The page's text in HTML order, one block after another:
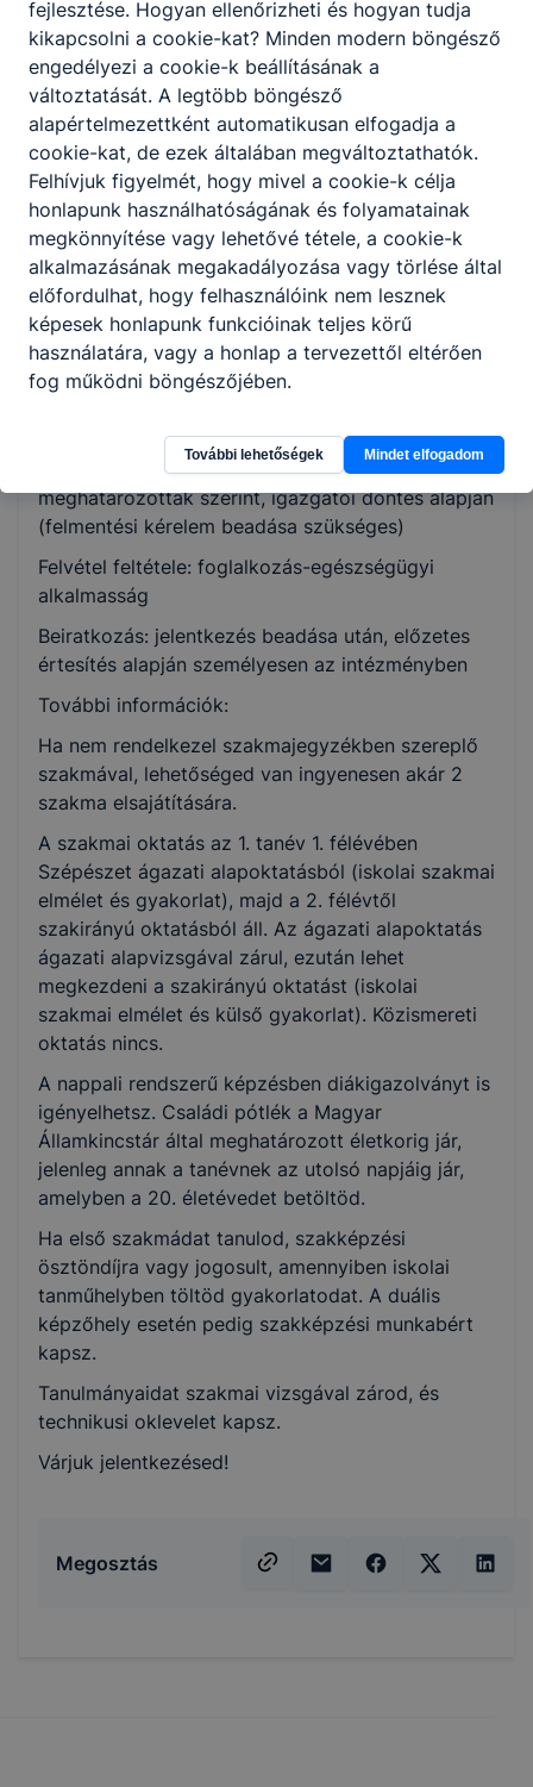
oktatásban részt vevő tanulóval hozható létre
annak a tanévnek az utolsó napjáig, amelyikben a
tanuló a huszonötödik életévét betölti.”)
Finanszírozási forma: államilag támogatott,
ingyenes az első szakmajegyzékes szakmát
tanuló számára (a korábban szerzett OKJ szakma
nem számít másodszakmának)
Oktatás: az elméleti képzés az intézményben, a
szakmai gyakorlat iskolai tanműhelyben (1. félév),
illetve külső gyakorlati helyen (2-4. félév)
Oktatási napok: munkanapokon
Felvételi vizsga: nincs (túljelentkezés esetén a
felvételi sorrend kialakítása a jelentkezési lapok
Beszámítás: a szakmai programban
meghatározottak szerint, igazgatói döntés alapján
(felmentési kérelem beadása szükséges)
Felvétel feltétele: foglalkozás-egészségügyi
alkalmasság
Beiratkozás: jelentkezés beadása után, előzetes
értesítés alapján személyesen az intézményben
További információk:
Ha nem rendelkezel szakmajegyzékben szereplő
szakmával, lehetőséged van ingyenesen akár 2
szakma elsajátítására.
A szakmai oktatás az 1. tanév 1. félévében
Szépészet ágazati alapoktatásból (iskolai szakmai
elmélet és gyakorlat), majd a 2. félévtől
szakirányú oktatásból áll. Az ágazati alapoktatás
ágazati alapvizsgával zárul, ezután lehet
megkezdeni a szakirányú oktatást (iskolai
szakmai elmélet és külső gyakorlat). Közismereti
oktatás nincs.
A nappali rendszerű képzésben diákigazolványt is
igényelhetsz. Családi pótlék a Magyar
Államkincstár által meghatározott életkorig jár,
jelenleg annak a tanévnek az utolsó napjáig jár,
amelyben a 20. életévedet betöltöd.
Ha első szakmádat tanulod, szakképzési
ösztöndíjra vagy jogosult, amennyiben iskolai
tanműhelyben töltöd gyakorlatodat. A duális
képzőhely esetén pedig szakképzési munkabért
kapsz.
Tanulmányaidat szakmai vizsgával zárod, és
technikusi oklevelet kapsz.
Várjuk jelentkezésed!
Megosztás
fejlesztése. Hogyan ellenőrizheti és hogyan tudja
kikapcsolni a cookie-kat? Minden modern böngésző
engedélyezi a cookie-k beállításának a
változtatását. A legtöbb böngésző
alapértelmezettként automatikusan elfogadja a
cookie-kat, de ezek általában megváltoztathatók.
Felhívjuk figyelmét, hogy mivel a cookie-k célja
honlapunk használhatóságának és folyamatainak
megkönnyítése vagy lehetővé tétele, a cookie-k
alkalmazásának megakadályozása vagy törlése által
előfordulhat, hogy felhasználóink nem lesznek
képesek honlapunk funkcióinak teljes körű
használatára, vagy a honlap a tervezettől eltérően
fog működni böngészőjében.
További lehetőségek Mindet elfogadom